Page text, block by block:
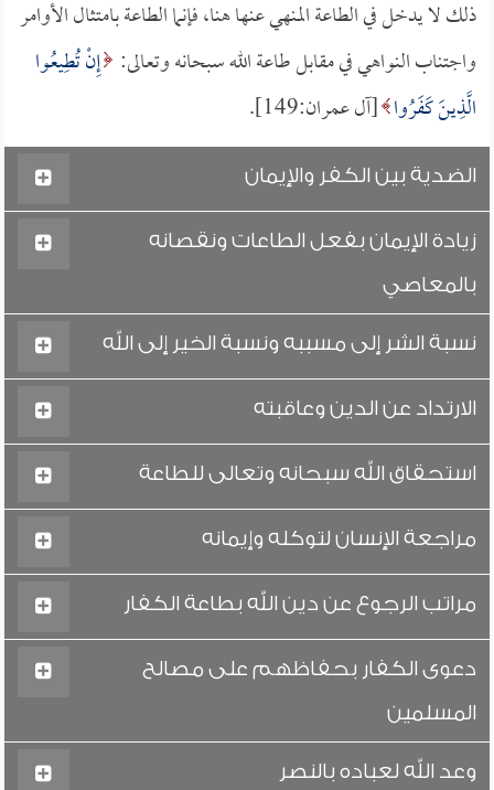
ذلك لا يدخل في الطاعة المنهي عنها هنا، فإنما الطاعة بامتثال الأوامر
واجتناب النواهي في مقابل طاعة الله سبحانه وتعالى: إِنْ تُطِيعُوا
الَّذِينَ كَفَرُوا [آل عمران:149].
الضدية بين الكفر والإيمان
زيادة الإيمان بفعل الطاعات ونقصانه
بالمعاصي
نسبة الشر إلى مسببه ونسبة الخير إلى الله
الارتداد عن الدين وعاقبته
استحقاق الله سبحانه وتعالى للطاعة
مراجعة الإنسان لتوكله وإيمانه
مراتب الرجوع عن دين الله بطاعة الكفار
دعوى الكفار بحفاظهم على مصالح
المسلمين
وعد الله لعباده بالنصر